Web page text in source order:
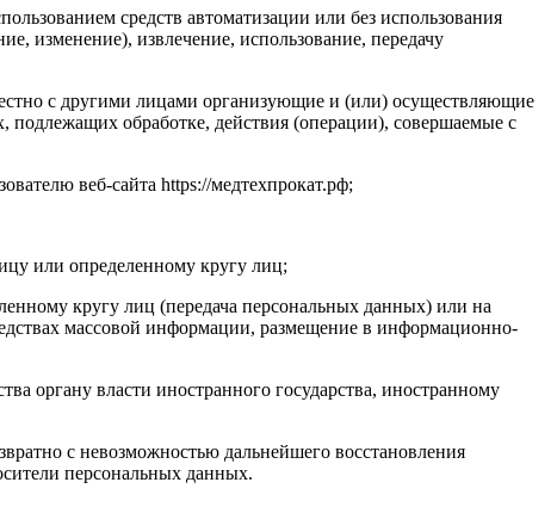
средств автоматизации или без использования
изменение), извлечение, использование, передачу
с другими лицами организующие и (или) осуществляющие
обработке, действия (операции), совершаемые с
веб-сайта https://медтехпрокат.рф;
или определенному кругу лиц;
кругу лиц (передача персональных данных) или на
массовой информации, размещение в информационно-
органу власти иностранного государства, иностранному
с невозможностью дальнейшего восстановления
персональных данных.